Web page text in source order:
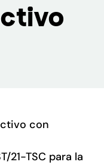
con
21-TSC para la